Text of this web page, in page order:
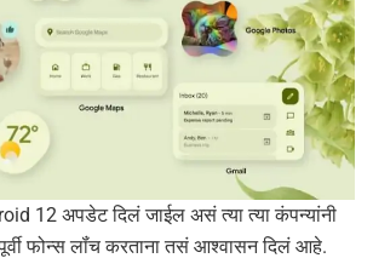
12 अपडेट दिलं जाईल असं त्या त्या कंपन्यांनी
फोन्स लॉंच करताना तसं आश्वासन दिलं आहे.